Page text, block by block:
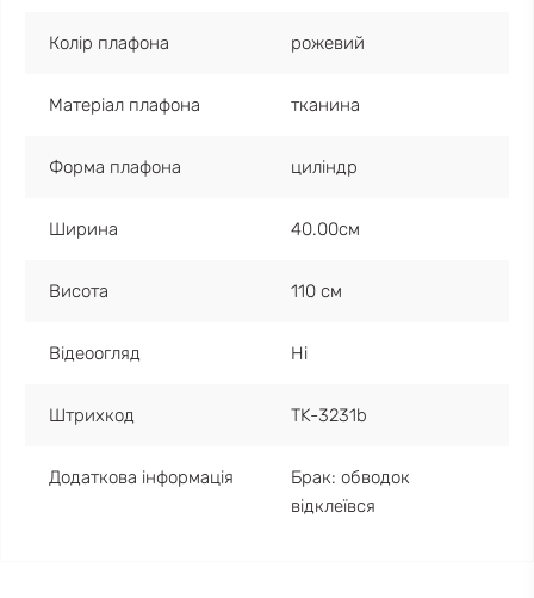
Колір плафона рожевий
Матеріал плафона тканина
Форма плафона циліндр
Ширина 40.00см
Висота 110 см
Відеоогляд Ні
Штрихкод TK-3231b
Додаткова інформація
Брак: обводок
відклеївся